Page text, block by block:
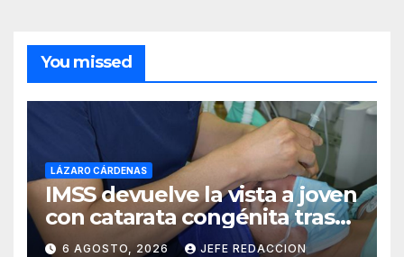
You missed
LÁZARO CÁRDENAS
IMSS devuelve la vista a joven
con catarata congénita tras
23 años de limitación visual
6 AGOSTO, 2026 JEFE REDACCION